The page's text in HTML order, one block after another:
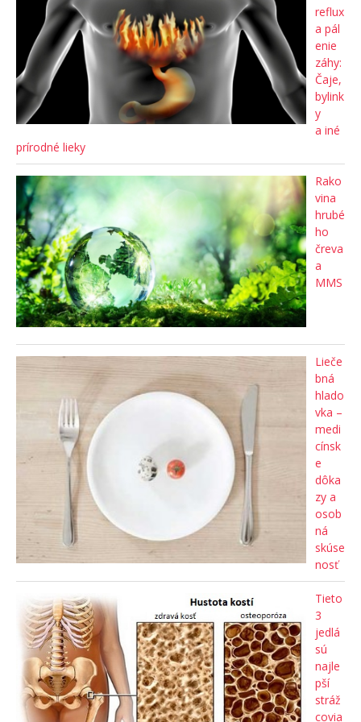
reflux
a pál
enie
záhy:
Čaje,
bylink
y
a iné
prírodné lieky
Rako
vina
hrubé
ho
čreva
a
MMS
Lieče
bná
hlado
vka –
medi
cínsk
e
dôka
zy a
osob
ná
skúse
nosť
Tieto
3
jedlá
sú
najle
pší
stráž
covia